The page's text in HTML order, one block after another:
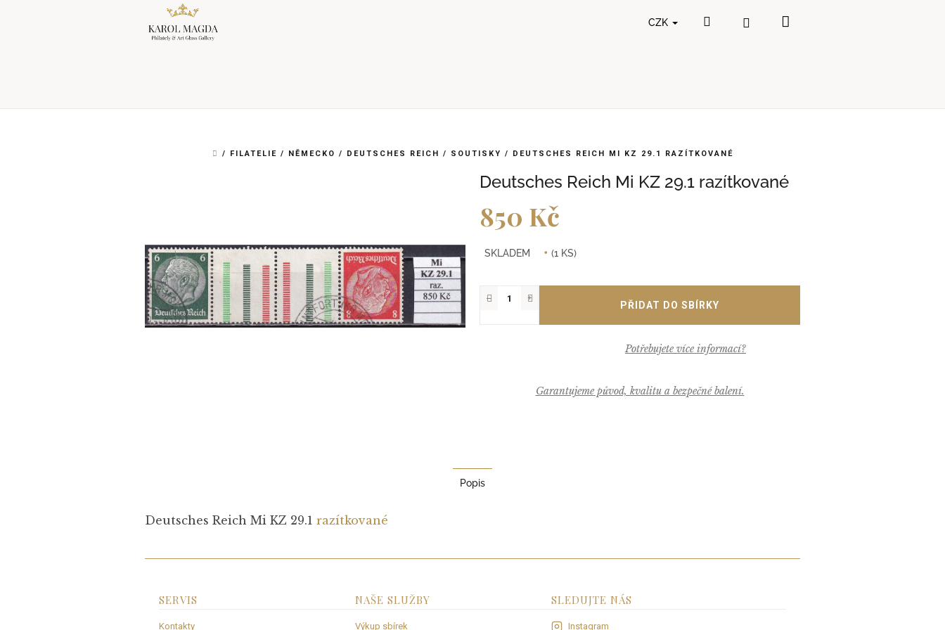
CZK Hledat Přihlášení
DOMŮ
/ FILATELIE / NĚMECKO / DEUTSCHES REICH / SOUTISKY / DEUTSCHES REICH MI KZ 29.1 RAZÍTKOVANÉ
Deutsches Reich Mi KZ 29.1 razítkované
850 Kč
cena:
SKLADEM (1 KS)
+
−
Garantujeme původ, kvalitu a bezpečné balení.
Popis
Deutsches Reich Mi KZ 29.1 razítkované
SERVIS
Kontakty
NAŠE SLUŽBY
Výkup sbírek
SLEDUJTE NÁS
Instagram